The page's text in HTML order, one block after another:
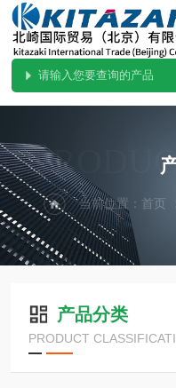
当前位置： 首页
产品分类
PRODUCT